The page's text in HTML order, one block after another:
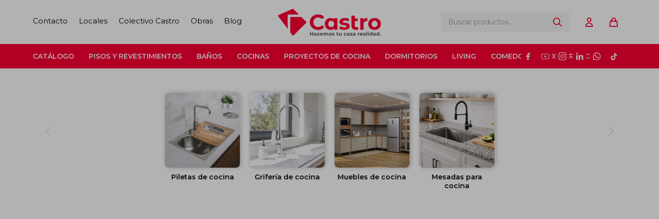
CATÁLOGO PISOS Y REVESTIMIENTOS BAÑOS COCINAS PROYECTOS DE COCINA DORMITORIOS LIVING COMEDOR CONSTRUCCIÓN
     
Contacto Locales Colectivo Castro Obras Blog
Piletas de cocina Grifería de cocina Muebles de cocina
Mesadas para
cocina